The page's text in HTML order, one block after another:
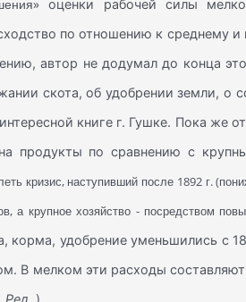
оценки рабочей силы
по отношению к среднему и
автор не додумал до конца
скота, об удобрении земли, о
книге г. Гушке. Пока же
продукты по сравнению с
кризис, наступивший после 1892 г.
а крупное хозяйство - посредством
корма, удобрение уменьшились с
В мелком эти расходы